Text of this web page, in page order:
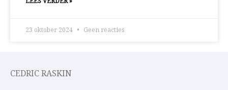
23 oktober 2024 Geen reacties
CEDRIC RASKIN